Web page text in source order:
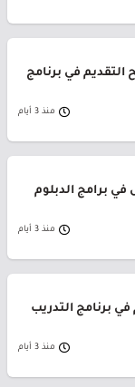
التقديم في برنامج
منذ 3 أيام
برامج الدبلوم
منذ 3 أيام
في برنامج التدريب
منذ 3 أيام